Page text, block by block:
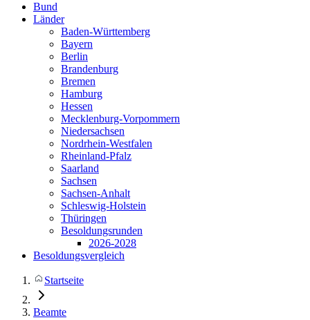
Bund
Länder
Baden-Württemberg
Bayern
Berlin
Brandenburg
Bremen
Hamburg
Hessen
Mecklenburg-Vorpommern
Niedersachsen
Nordrhein-Westfalen
Rheinland-Pfalz
Saarland
Sachsen
Sachsen-Anhalt
Schleswig-Holstein
Thüringen
Besoldungsrunden
2026-2028
Besoldungsvergleich
Startseite
Beamte